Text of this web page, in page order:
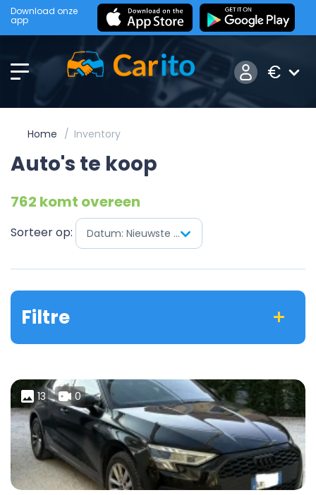
Download onze
app
€
Home Inventory
Auto's te koop
762 komt overeen
Sorteer op: Datum: Nieuwste eerst
Filtre
13 0